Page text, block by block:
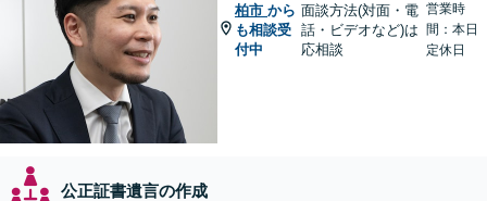
柏市 から
も相談受
付中
面談方法(対面・電
話・ビデオなど)は
応相談
営業時
間：本日
定休日
公正証書遺言の作成